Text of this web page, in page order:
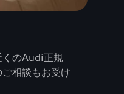
くのAudi正規
相談もお受け